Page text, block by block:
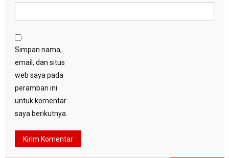
Simpan nama,
email, dan situs
web saya pada
peramban ini
untuk komentar
saya berikutnya.